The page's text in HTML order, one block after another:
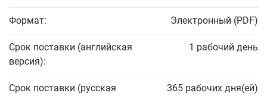
Формат: Электронный (PDF)
Срок поставки (английская
версия):
1 рабочий день
Срок поставки (русская
365 рабочих дня(ей)